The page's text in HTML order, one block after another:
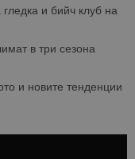
и бийч клуб на
в три сезона
и новите тенденции